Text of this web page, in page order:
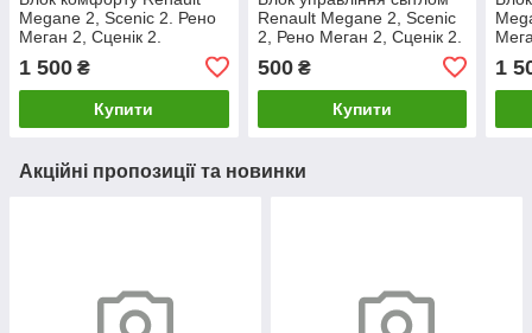
Megane 2, Scenic 2. Рено
Меган 2, Сценік 2.
1 500 ₴
Купити
Renault Megane 2, Scenic
2, Рено Меган 2, Сценік 2.
500₴
Купити
1
Акційні пропозиції та новинки